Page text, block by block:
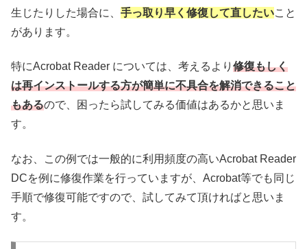
生じたりした場合に、 手っ取り早く修復して直したいこと
があります。
特にAcrobat Reader については、考えるより 修復もしく
は再インストールする方が簡単に不具合を解消できること
もあるので、困ったら試してみる価値はあるかと思いま
す。
なお、この例では一般的に利用頻度の高いAcrobat Reader
DCを例に修復作業を行っていますが、Acrobat等でも同じ
手順で修復可能ですので、試してみて頂ければと思いま
す。